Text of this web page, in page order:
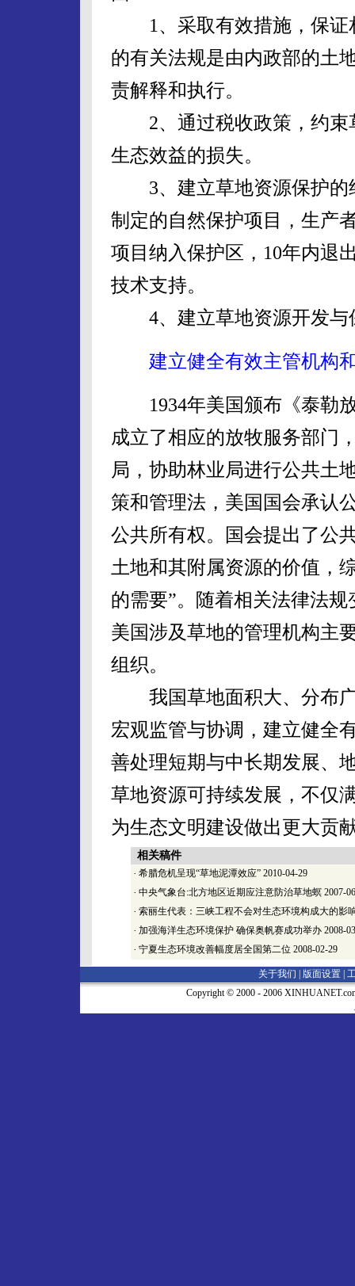
1、采取有效措施，保证
的有关法规是由内政部的土
责解释和执行。
2、通过税收政策，约束
生态效益的损失。
3、建立草地资源保护的
制定的自然保护项目，生产
项目纳入保护区，10年内退
技术支持。
4、建立草地资源开发与
建立健全有效主管机构
1934年美国颁布《泰勒放
成立了相应的放牧服务部门
局，协助林业局进行公共土
策和管理法，美国国会承认
公共所有权。国会提出了公
土地和其附属资源的价值，
的需要”。随着相关法律法
美国涉及草地的管理机构主
组织。
我国草地面积大、分布广
宏观监管与协调，建立健全
善处理短期与中长期发展、
草地资源可持续发展，不仅
为生态文明建设做出更大贡
相关稿件
· 希腊危机呈现“草地泥潭效应” 2010-04-29
· 中央气象台:北方地区近期应注意防治草地螟 2007-
· 索丽生代表：三峡工程不会对生态环境构成大的影
· 加强海洋生态环境保护 确保奥帆赛成功举办 2008-
· 宁夏生态环境改善幅度居全国第二位 2008-02-29
关于我们 | 版面设置
Copyright © 2000 - 2006